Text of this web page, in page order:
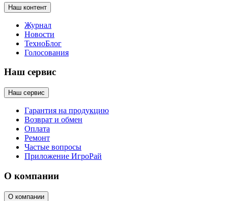
Наш контент
Журнал
Новости
ТехноБлог
Голосования
Наш сервис
Наш сервис
Гарантия на продукцию
Возврат и обмен
Оплата
Ремонт
Частые вопросы
Приложение ИгроРай
О компании
О компании